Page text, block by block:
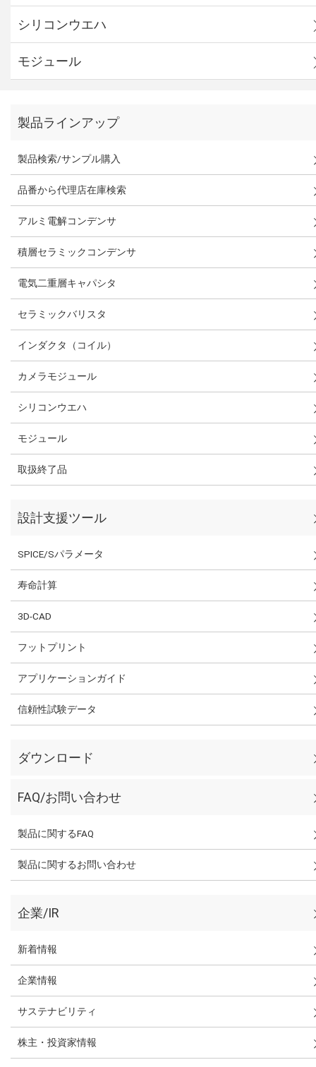
シリコンウエハ
モジュール
製品ラインアップ
製品検索/サンプル購入
品番から代理店在庫検索
アルミ電解コンデンサ
積層セラミックコンデンサ
電気二重層キャパシタ
セラミックバリスタ
インダクタ（コイル）
カメラモジュール
シリコンウエハ
モジュール
取扱終了品
設計支援ツール
SPICE/Sパラメータ
寿命計算
3D-CAD
フットプリント
アプリケーションガイド
信頼性試験データ
ダウンロード
FAQ/お問い合わせ
製品に関するFAQ
製品に関するお問い合わせ
企業/IR
新着情報
企業情報
サステナビリティ
株主・投資家情報